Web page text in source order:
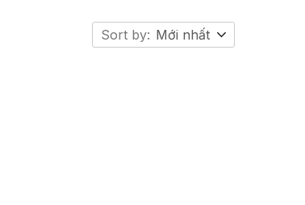
Sort by: Mới nhất